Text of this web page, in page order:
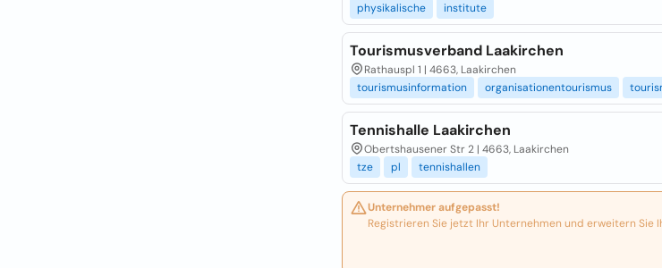
physikalische
institute
Tourismusverband Laakirchen
Rathauspl 1 | 4663, Laakirchen
tourismusinformation
organisationentourismus
Tennishalle Laakirchen
Obertshausener Str 2 | 4663, Laakirchen
tze
pl tennishallen
Unternehmer aufgepasst!
Registrieren Sie jetzt Ihr Unternehmen und erweitern Sie